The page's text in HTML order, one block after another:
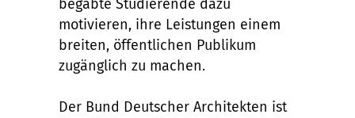
begabte Studierende dazu
motivieren, ihre Leistungen einem
breiten, öffentlichen Publikum
zugänglich zu machen.
Der Bund Deutscher Architekten ist